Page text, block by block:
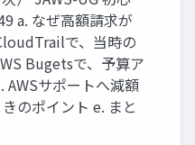
a. なぜ高額請求が
で、当時の
Bugetsで、予算ア
AWSサポートへ減額
のポイント e. まと